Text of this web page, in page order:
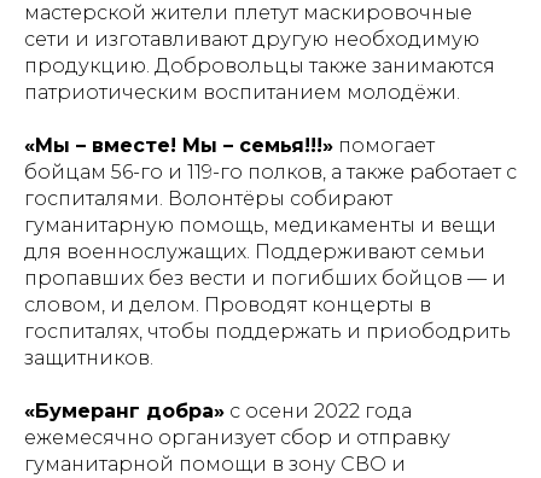
мастерской жители плетут маскировочные
сети и изготавливают другую необходимую
продукцию. Добровольцы также занимаются
патриотическим воспитанием молодёжи.
«Мы – вместе! Мы – семья!!!» помогает
бойцам 56-го и 119-го полков, а также работает с
госпиталями. Волонтёры собирают
гуманитарную помощь, медикаменты и вещи
для военнослужащих. Поддерживают семьи
пропавших без вести и погибших бойцов — и
словом, и делом. Проводят концерты в
госпиталях, чтобы поддержать и приободрить
защитников.
«Бумеранг добра» с осени 2022 года
ежемесячно организует сбор и отправку
гуманитарной помощи в зону СВО и